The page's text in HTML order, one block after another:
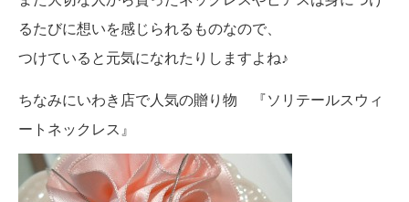
るたびに想いを感じられるものなので、
つけていると元気になれたりしますよね♪
ちなみにいわき店で人気の贈り物 『ソリテールスウィ
ートネックレス』